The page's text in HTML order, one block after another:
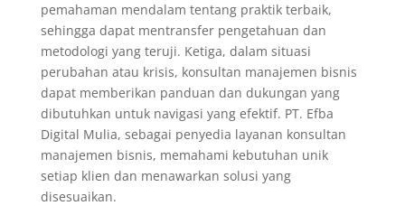
pemahaman mendalam tentang praktik terbaik,
sehingga dapat mentransfer pengetahuan dan
metodologi yang teruji. Ketiga, dalam situasi
perubahan atau krisis, konsultan manajemen bisnis
dapat memberikan panduan dan dukungan yang
dibutuhkan untuk navigasi yang efektif. PT. Efba
Digital Mulia, sebagai penyedia layanan konsultan
manajemen bisnis, memahami kebutuhan unik
setiap klien dan menawarkan solusi yang
disesuaikan.